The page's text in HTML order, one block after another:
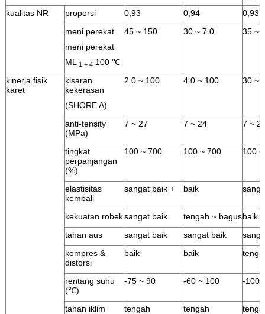
kualitas NR
proporsi 0,93 0,94
0,93
meni perekat
meni perekat
ML
1 + 4 100 ℃
45 ~ 150 30 ~ 7 0 35 ~
kinerja fisik
karet
kisaran
kekerasan
(SHORE A)
2 0 ~ 100 4 0 ~ 100 30 ~
anti-tensity
(MPa)
7 ~ 27 7 ~ 24 7 ~
tingkat
perpanjangan
(%)
100 ~ 700 100 ~ 700 100
elastisitas
kembali
sangat baik + baik
kekuatan robeksangat baik tengah ~ bagusbaik
tahan aus
sangat baik sangat baik
kompres &
distorsi
baik baik
rentang suhu
(℃)
-75 ~ 90 -60 ~ 100 -100
tahan iklim tengah tengah